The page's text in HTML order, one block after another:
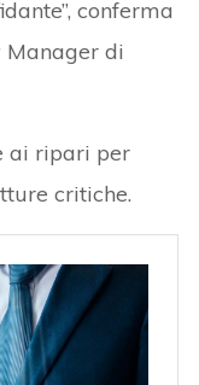
conferma
Manager di
ai ripari per
critiche.